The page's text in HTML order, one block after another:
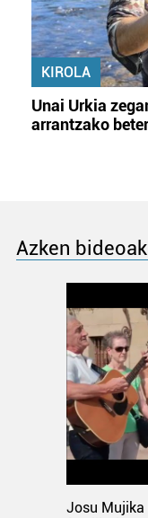
KIROLA
Unai Urkia
arrantzako
Azken bideoak
Josu Mujika